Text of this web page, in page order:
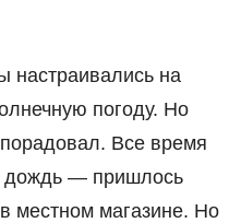
настраивались на
погоду. Но
Все время
дождь — пришлось
местном магазине. Но